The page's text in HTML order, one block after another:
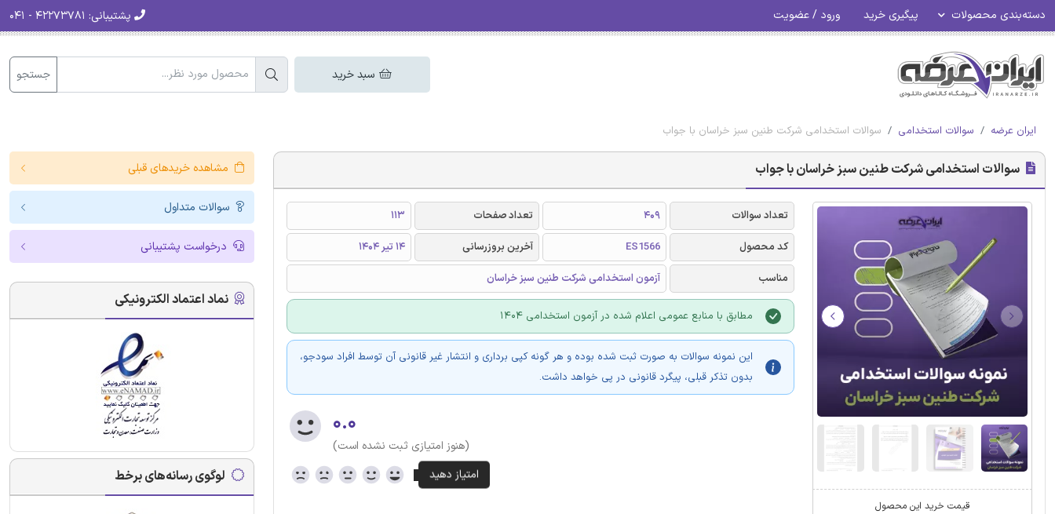
دسته‌بندی محصولات پیگیری خرید ورود / عضویت پشتیبانی:
سبد خرید جستجو
ایران عرضه سوالات استخدامی سوالات استخدامی شرکت طنین سبز خراسان با جواب
سوالات استخدامی شرکت طنین سبز خراسان با جواب
قیمت خرید این محصول
تعداد سوالات 409 تعداد صفحات
113
کد محصول
ES1566 آخرین بروزرسانی
14 تیر 1404
مناسب
آزمون استخدامی شرکت طنین سبز خراسان
مطابق با منابع عمومی اعلام شده در آزمون استخدامی 1404
این نمونه سوالات به صورت ثبت شده بوده و هر گونه کپی برداری و انتشار غیر قانونی آن توسط افراد سودجو،
بدون تذکر قبلی، پیگرد قانونی در پی خواهد داشت.
۰.۰
(هنوز امتیازی ثبت نشده است)
مشاهده خریدهای قبلی
سوالات متداول
درخواست پشتیبانی
نماد اعتماد الکترونیکی
لوگوی رسانه‌های برخط